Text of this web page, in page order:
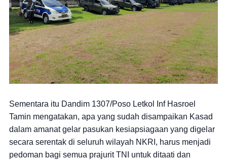
Sementara itu Dandim 1307/Poso Letkol Inf Hasroel
Tamin mengatakan, apa yang sudah disampaikan Kasad
dalam amanat gelar pasukan kesiapsiagaan yang digelar
secara serentak di seluruh wilayah NKRI, harus menjadi
pedoman bagi semua prajurit TNI untuk ditaati dan